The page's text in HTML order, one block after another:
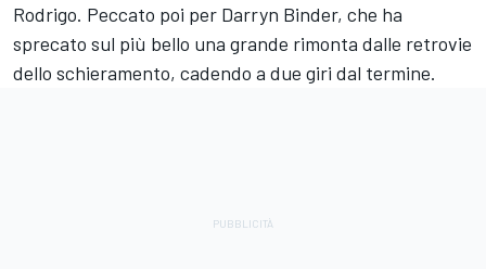
Rodrigo. Peccato poi per Darryn Binder, che ha
sprecato sul più bello una grande rimonta dalle retrovie
dello schieramento, cadendo a due giri dal termine.